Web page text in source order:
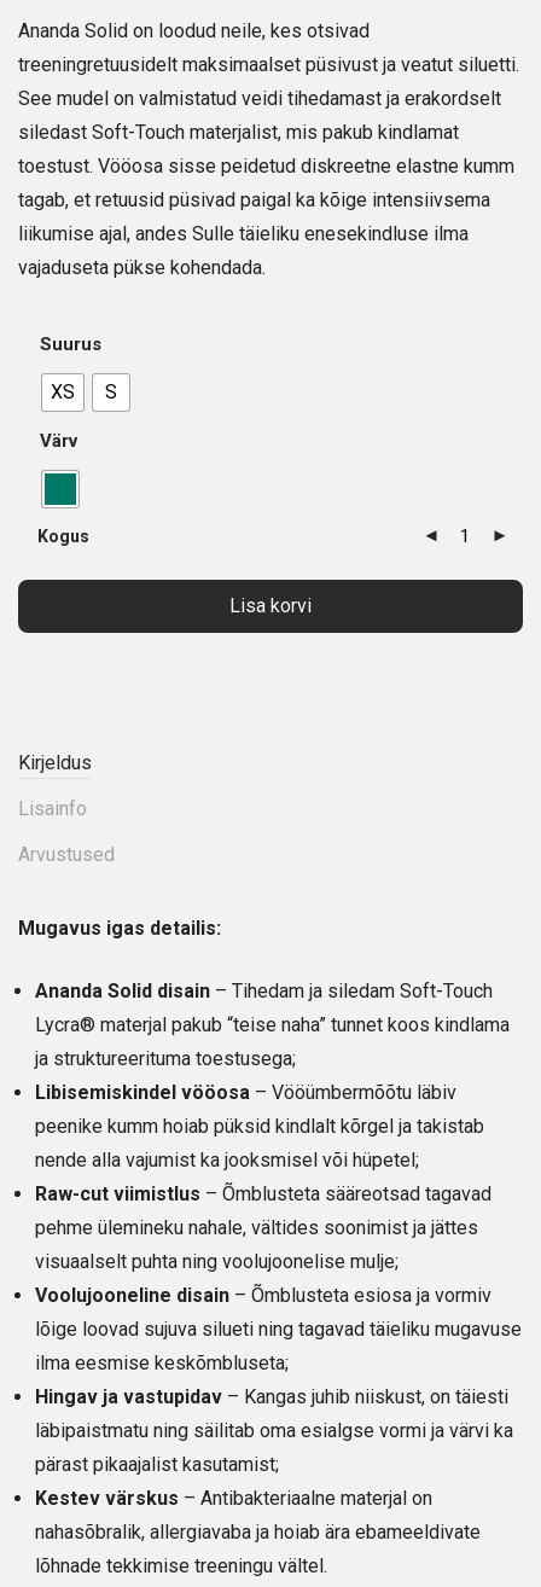
Ananda Solid on loodud neile, kes otsivad
treeningretuusidelt maksimaalset püsivust ja veatut siluetti.
See mudel on valmistatud veidi tihedamast ja erakordselt
siledast Soft-Touch materjalist, mis pakub kindlamat
toestust. Vööosa sisse peidetud diskreetne elastne kumm
tagab, et retuusid püsivad paigal ka kõige intensiivsema
liikumise ajal, andes Sulle täieliku enesekindluse ilma
vajaduseta pükse kohendada.
Suurus
XS S
Värv
Kogus
Lisa korvi
Kirjeldus
Lisainfo
Arvustused
Mugavus igas detailis:
Ananda Solid disain – Tihedam ja siledam Soft-Touch
Lycra® materjal pakub “teise naha” tunnet koos kindlama
ja struktureerituma toestusega;
Libisemiskindel vööosa – Vööümbermõõtu läbiv
peenike kumm hoiab püksid kindlalt kõrgel ja takistab
nende alla vajumist ka jooksmisel või hüpetel;
Raw-cut viimistlus – Õmblusteta sääreotsad tagavad
pehme ülemineku nahale, vältides soonimist ja jättes
visuaalselt puhta ning voolujoonelise mulje;
Voolujooneline disain – Õmblusteta esiosa ja vormiv
lõige loovad sujuva silueti ning tagavad täieliku mugavuse
ilma eesmise keskõmbluseta;
Hingav ja vastupidav – Kangas juhib niiskust, on täiesti
läbipaistmatu ning säilitab oma esialgse vormi ja värvi ka
pärast pikaajalist kasutamist;
Kestev värskus – Antibakteriaalne materjal on
nahasõbralik, allergiavaba ja hoiab ära ebameeldivate
lõhnade tekkimise treeningu vältel.